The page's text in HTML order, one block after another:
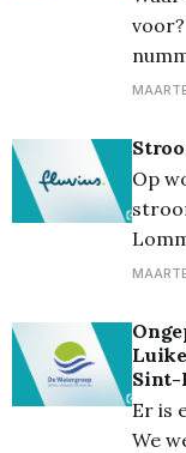
voor? * Kruisstraat (3920 Lommel) bij alle
Op
is sinds
Gepland: nee *
Status:
Sint-
Er is
We